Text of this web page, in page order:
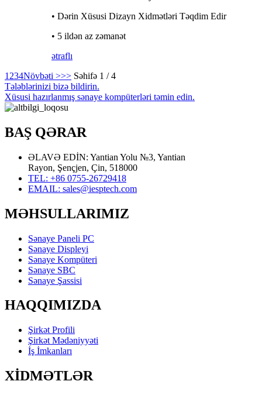
• Dərin Xüsusi Dizayn Xidmətləri Təqdim Edir
• 5 ildən az zəmanət
ətraflı
1 234Növbəti >>> Səhifə 1 / 4
Tələblərinizi bizə bildirin.
Xüsusi hazırlanmış sənaye kompüterləri təmin edin.
BAŞ QƏRAR
ƏLAVƏ EDİN: Yantian Yolu №3, Yantian
Rayon, Şençjen, Çin, 518000
TEL: +86 0755-26729418
EMAIL: sales@iesptech.com
MƏHSULLARIMIZ
Sənaye Paneli PC
Sənaye Displeyi
Sənaye Kompüteri
Sənaye SBC
Sənaye Şassisi
HAQQIMIZDA
Şirkət Profili
Şirkət Mədəniyyəti
İş İmkanları
XİDMƏTLƏR